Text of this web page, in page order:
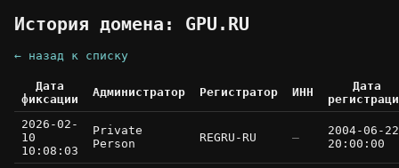
История домена: GPU.RU
← назад к списку
Дата
фиксации
Администратор Регистратор ИНН
Дата
2026-02-
10
10:08:03
Private
Person
REGRU-RU —
2004-06-22
20:00:00